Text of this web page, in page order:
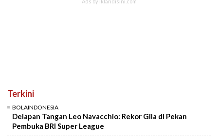
Terkini
BOLAINDONESIA
Delapan Tangan Leo Navacchio: Rekor Gila di Pekan
Pembuka BRI Super League